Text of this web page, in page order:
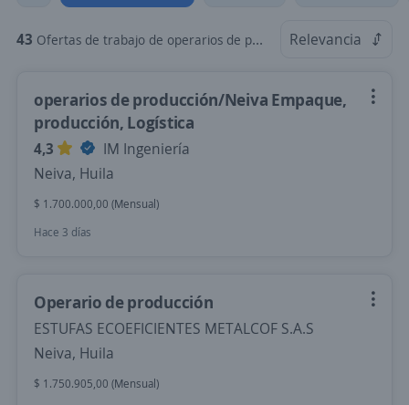
43 Ofertas de trabajo de operarios de produccion en Huila Relevancia
operarios de producción/Neiva Empaque,
producción, Logística
4,3
IM Ingeniería
Neiva, Huila
$ 1.700.000,00 (Mensual)
Hace 3 días
Operario de producción
ESTUFAS ECOEFICIENTES METALCOF S.A.S
Neiva, Huila
$ 1.750.905,00 (Mensual)